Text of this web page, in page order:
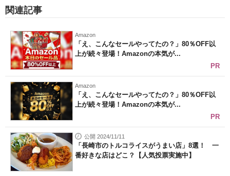
関連記事
Amazon
「え、こんなセールやってたの？」80％OFF以
上が続々登場！Amazonの本気が...
PR
Amazon
「え、こんなセールやってたの？」80％OFF以
上が続々登場！Amazonの本気が...
PR
公開 2024/11/11
「長崎市のトルコライスがうまい店」8選！ 一
番好きな店はどこ？【人気投票実施中】